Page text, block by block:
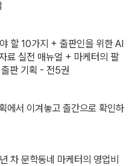
할 10가지 + 출판인을 위한 AI
료 실전 매뉴얼 + 마케터의 팔
판 기획 - 전5권
에서 이겨놓고 출간으로 확인하
차 문학동네 마케터의 영업비